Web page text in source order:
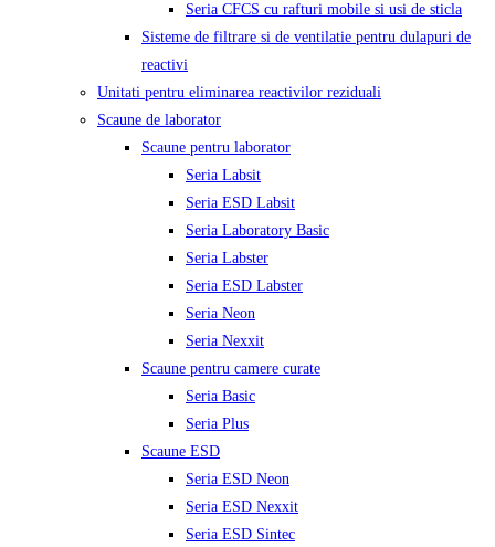
Seria CFCS cu rafturi mobile si usi de sticla
Sisteme de filtrare si de ventilatie pentru dulapuri de
reactivi
Unitati pentru eliminarea reactivilor reziduali
Scaune de laborator
Scaune pentru laborator
Seria Labsit
Seria ESD Labsit
Seria Laboratory Basic
Seria Labster
Seria ESD Labster
Seria Neon
Seria Nexxit
Scaune pentru camere curate
Seria Basic
Seria Plus
Scaune ESD
Seria ESD Neon
Seria ESD Nexxit
Seria ESD Sintec